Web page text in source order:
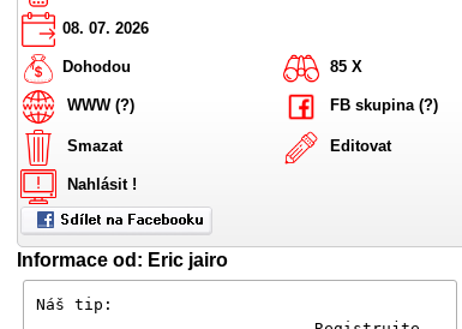
08. 07. 2026
Dohodou 85 X
WWW (?) FB skupina (?)
Smazat Editovat
Nahlásit !
Informace od: Eric jairo